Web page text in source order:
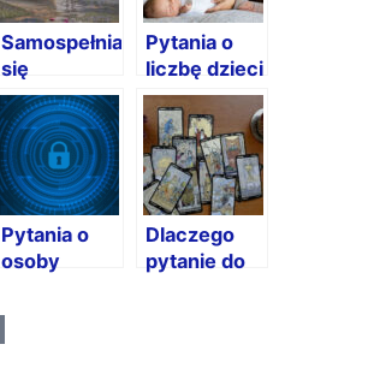
Samospełniająca
się
przepowiednia
Pytania o
liczbę dzieci
Pytania o
osoby
Dlaczego
pytanie do